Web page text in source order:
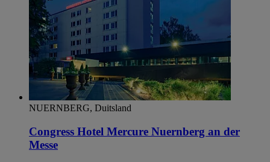
NUERNBERG, Duitsland
Congress Hotel Mercure Nuernberg an der
Messe